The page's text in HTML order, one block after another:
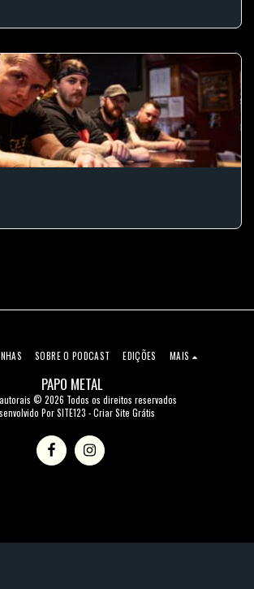
PAPO METAL
© 2026 Todos os direitos reservados
PorSITE123 -Criar Site Grátis
SOBRE O PODCAST EDIÇÕES MAIS